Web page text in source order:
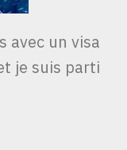
avec un visa
je suis parti